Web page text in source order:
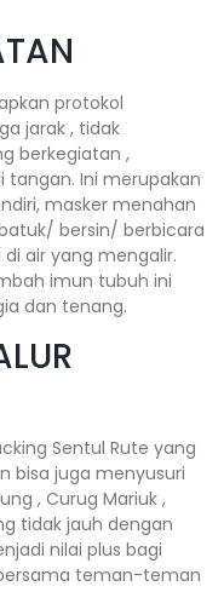
protokol
jarak , tidak
berkegiatan ,
Ini merupakan
masker menahan
bersin/ berbicara
air yang mengalir.
imun tubuh ini
dan tenang.
Sentul Rute yang
bisa juga menyusuri
, Curug Mariuk ,
tidak jauh dengan
nilai plus bagi
teman-teman